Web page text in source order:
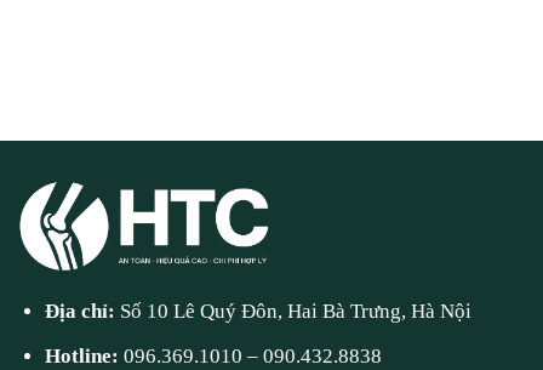
Địa chỉ: Số 10 Lê Quý Đôn, Hai Bà Trưng, Hà Nội
Hotline:096.369.1010 –090.432.8838